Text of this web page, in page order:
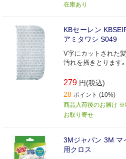
在庫あり
KBセーレン
アミタワシ S049
V字にカットされた
汚れを掻きとります｡
279 円(税込)
28 ポイント (10%)
商品入荷後のお届け
お取り寄せ
3Mジャパン 3M マ
用クロス